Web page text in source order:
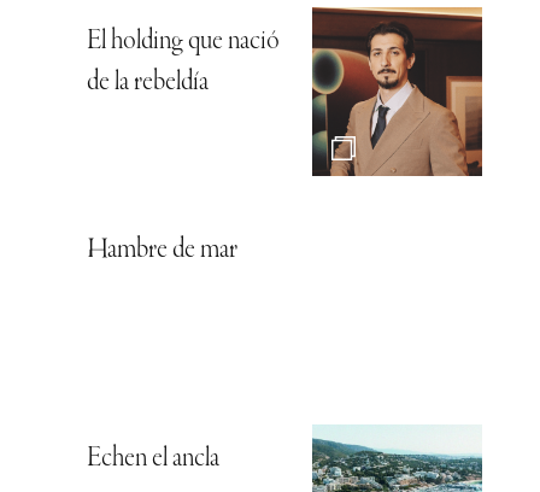
El holding que nació
de la rebeldía
Hambre de mar
Echen el ancla